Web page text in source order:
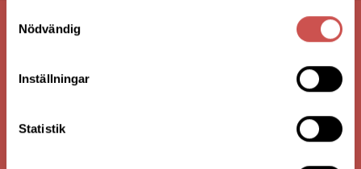
Nödvändig
Inställningar
Statistik
FÖRETAGSUPPGIFTER
Nilssons Möbler i Lammhult
Org. Nummer: 556062-1780